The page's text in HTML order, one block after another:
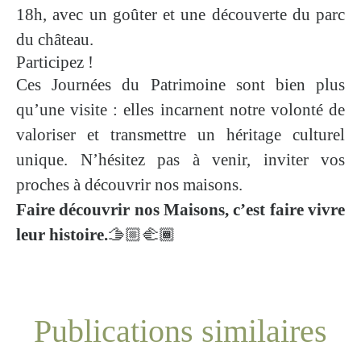
18h, avec un goûter et une découverte du parc
du château.
Participez !
Ces Journées du Patrimoine sont bien plus
qu’une visite : elles incarnent notre volonté de
valoriser et transmettre un héritage culturel
unique. N’hésitez pas à venir, inviter vos
proches à découvrir nos maisons.
Faire découvrir nos Maisons, c’est faire vivre
leur histoire.🫱🏼‍🫲🏾​
Publications similaires
Renouveler l’engagement, retour à
🎙️ Quand les angles morts RH